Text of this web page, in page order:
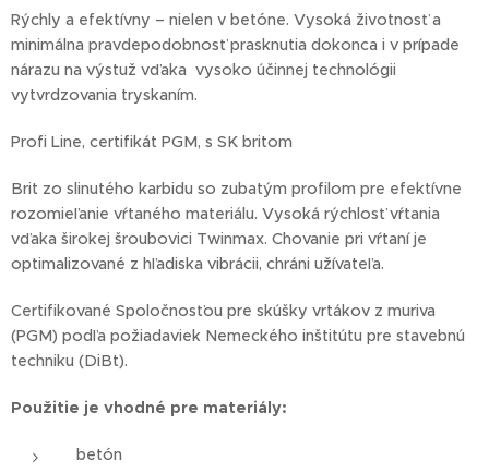
Rýchly a efektívny – nielen v betóne. Vysoká životnosť a
minimálna pravdepodobnosť prasknutia dokonca i v prípade
nárazu na výstuž vďaka vysoko účinnej technológii
vytvrdzovania tryskaním.
Profi Line, certifikát PGM, s SK britom
Brit zo slinutého karbidu so zubatým profilom pre efektívne
rozomieľanie vŕtaného materiálu. Vysoká rýchlosť vŕtania
vďaka širokej šroubovici Twinmax. Chovanie pri vŕtaní je
optimalizované z hľadiska vibrácii, chráni užívateľa.
Certifikované Spoločnosťou pre skúšky vrtákov z muriva
(PGM) podľa požiadaviek Nemeckého inštitútu pre stavebnú
techniku (DiBt).
Použitie je vhodné pre materiály:
betón